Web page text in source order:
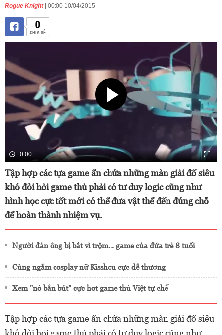
Rogue Knight | 00:00 10/04/2015
0
CHIA SẺ
0:00
Tập hợp các tựa game ẩn chứa những màn giải đố siêu
khó đòi hỏi game thủ phải có tư duy logic cũng như
hình học cực tốt mới có thể đưa vật thể đến đúng chỗ
để hoàn thành nhiệm vụ.
Người đàn ông bị bắt vì trộm... game của đứa trẻ 8 tuổi
Cùng ngắm cosplay nữ Kisshou cực dễ thương
Xem "nỏ bắn bút" cực hot game thủ Việt tự chế
Tập hợp các tựa game ẩn chứa những màn giải đố siêu
khó đòi hỏi game thủ phải có tư duy logic cũng như